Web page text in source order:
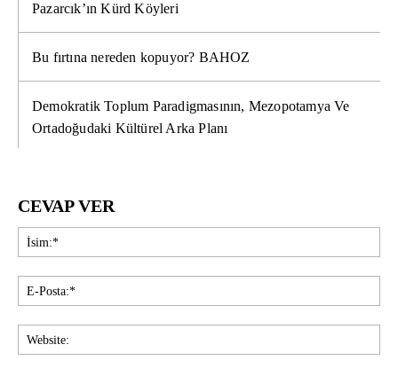
Pazarcık’ın Kürd Köyleri
Bu fırtına nereden kopuyor? BAHOZ
Demokratik Toplum Paradigmasının, Mezopotamya Ve
Ortadoğudaki Kültürel Arka Planı
CEVAP VER